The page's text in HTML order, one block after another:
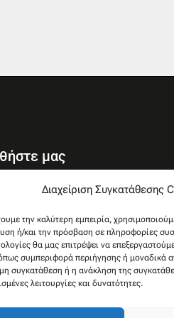
Διαχείριση Συγκατάθεσης
την καλύτερη εμπειρία,
ή/και την πρόσβαση σε πληροφορίες
θα μας επιτρέψει να
συμπεριφορά περιήγησης ή μοναδικά
συγκατάθεση ή η ανάκληση της
λειτουργίες και δυνατότητες.
μας
u
t
u
b
e